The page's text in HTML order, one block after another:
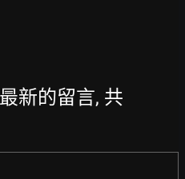
新的留言, 共